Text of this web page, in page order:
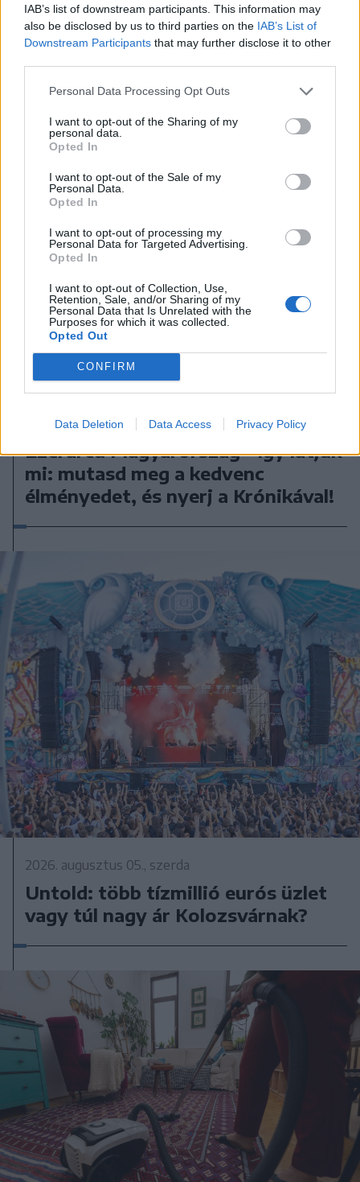
IAB’s list of downstream participants. This information may
also be disclosed by us to third parties on the IAB’s List of
Downstream Participants that may further disclose it to other
Personal Data Processing Opt Outs
I want to opt-out of the Sharing of my
personal data.
Opted In
I want to opt-out of the Sale of my
Personal Data.
Opted In
I want to opt-out of processing my
Personal Data for Targeted Advertising.
Opted In
I want to opt-out of Collection, Use,
Retention, Sale, and/or Sharing of my
Personal Data that Is Unrelated with the
Purposes for which it was collected.
Opted Out
CONFIRM
Data Deletion Data Access Privacy Policy
fokozott terhelésnek vannak
kitéve – egy apró hiba is
durrdefekthez vezethet
2026. augusztus 06., csütörtök
Ezerarcú Magyarország – így látjuk
mi: mutasd meg a kedvenc
élményedet, és nyerj a Krónikával!
2026. augusztus 05., szerda
Untold: több tízmillió eurós üzlet
vagy túl nagy ár Kolozsvárnak?